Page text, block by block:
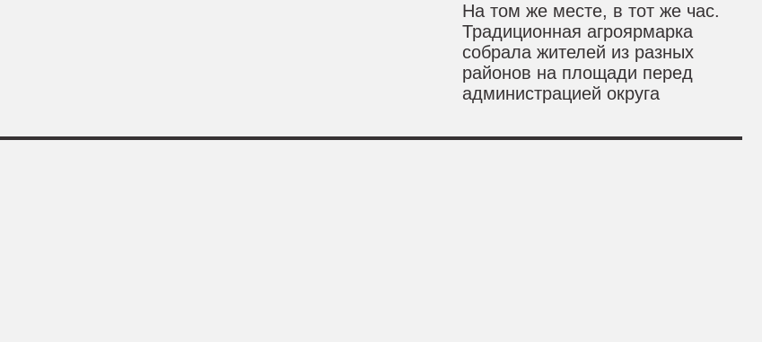
На том же месте, в тот же час.
Традиционная агроярмарка
собрала жителей из разных
районов на площади перед
администрацией округа